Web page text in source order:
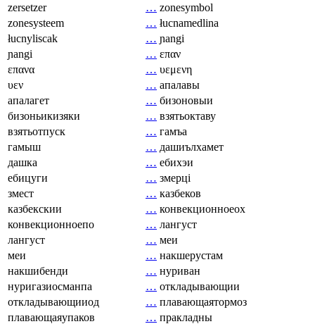
zersetzer
… zonesymbol
zonesysteem
… łucnamedlina
łucnyliscak
… ɲangi
ɲangi
… επαν
επανα
… υεμενη
υεν
… апалавы
апалагет
… бизоновыи
бизоньикизяки
… взятьоктаву
взятьотпуск
… гамъа
гамыш
… дашиълхамет
дашка
… ебихэи
ебицуги
… змерці
змест
… казбеков
казбекскии
… конвекционноеох
конвекционноепо
… лангуст
лангуст
… меи
меи
… накшерустам
накшибенди
… нуриван
нуригазиосманпа
… откладывающии
откладывающииод
… плавающаятормоз
плавающаяупаков
… пракладны